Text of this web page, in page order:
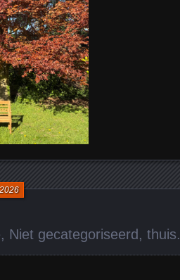
, Niet gecategoriseerd, thuis.